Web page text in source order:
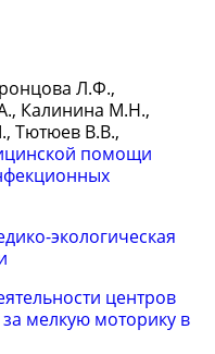
Л.Ф.,
Калинина М.Н.,
Тютюев В.В.,
помощи
экологическая
центров
мелкую моторику в